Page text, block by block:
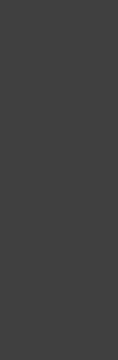
zu leiten, was
auch das
Einsatz von
verteilt, wodurch
in den Innenraum zu
Innen- und
drinnen und draußen
künstlicher
Stimmung heben
moderne und
Türen auch
Materialien zu